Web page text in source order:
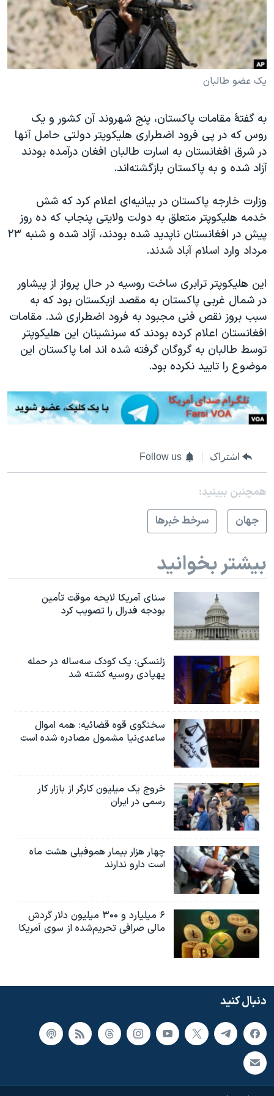
فرهنگ و زندگی
حقوق شهروندی
اقتصادی
علم و فناوری
گالری عکس
آرشیو پخش زنده
مستندها
انتخابات ریاست جمهوری آمریکا ۲۰۲۴
حمله جمهوری اسلامی به اسرائیل
رمز مهسا
اعتراضات زن، زندگی، آزادی
مجموعه مستندهای دادخواهی
تریبونال مردمی آبان ۹۸
چهل سال گروگان‌گیری
قانون شفافیت دارائی کادر رهبری ایران
اعتراضات مردمی آبان ۹۸
نرگس محمدی برنده جایزه نوبل صلح
همایش محافظه‌کاران آمریکا «سی‌پک»
صفحه‌های ویژه
سفر پرزیدنت ترامپ به چین
دنبال کنید
یک عضو طالبان
به گفتۀ مقامات پاکستان، پنج شهروند آن کشور و یک
روس که در پی فرود اضطراری هلیکوپتر دولتی حامل آنها
در شرق افغانستان به اسارت طالبان افغان درآمده بودند
آزاد شده و به پاکستان بازگشته‌اند.
وزارت خارجه پاکستان در بیانیه‌ای اعلام کرد که شش
خدمه هلیکوپتر متعلق به دولت ولایتی پنجاب که ده روز
پیش در افغانستان ناپدید شده بودند، آزاد شده‌ و شنبه ۲۳
مرداد وارد اسلام آباد شدند.
این هلیکوپتر ترابری ساخت روسیه در حال پرواز از پیشاور
در شمال غربی پاکستان به مقصد ازبکستان بود که به
سبب بروز نقص فنی مجبود به فرود اضطراری شد. مقامات
افغانستان اعلام کرده بودند که سرنشینان این هلیکوپتر
توسط طالبان به گروگان گرفته شده اند اما پاکستان این
موضوع را تایید نکرده بود.
اشتراک Follow us
همچنبن ببینید:
جهان
سرخط خبرها
بیشتر بخوانید
سنای آمریکا لایحه موقت تأمین
بودجه فدرال را تصویب کرد
زلنسکی: یک کودک سه‌ساله در حمله
پهپادی روسیه کشته شد
سخنگوی قوه قضائیه: همه اموال
ساعدی‌نیا مشمول مصادره شده است
خروج یک میلیون کارگر از بازار کار
رسمی در ایران
چهار هزار بیمار هموفیلی هشت ماه
است دارو ندارند
۶ میلیارد و ۳۰۰ میلیون دلار گردش
مالی صرافی تحریم‌شده از سوی آمریکا
دنبال کنید